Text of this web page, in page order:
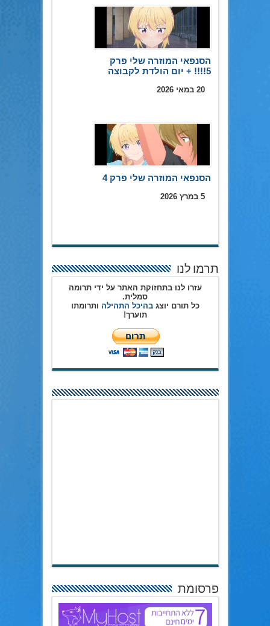
הסנפאי המוזרה שלי פרק
5!!!! + יום הולדת לקבוצה
20 במאי 2026
הסנפאי המוזרה שלי פרק 4
5 במרץ 2026
תרמו לנו
עזרו לנו בתחזוקת האתר על ידי תרומה
סמלית.
כל תורם יוצגבהיכל התהילה ותרומתו
תוערך!
פרסומת